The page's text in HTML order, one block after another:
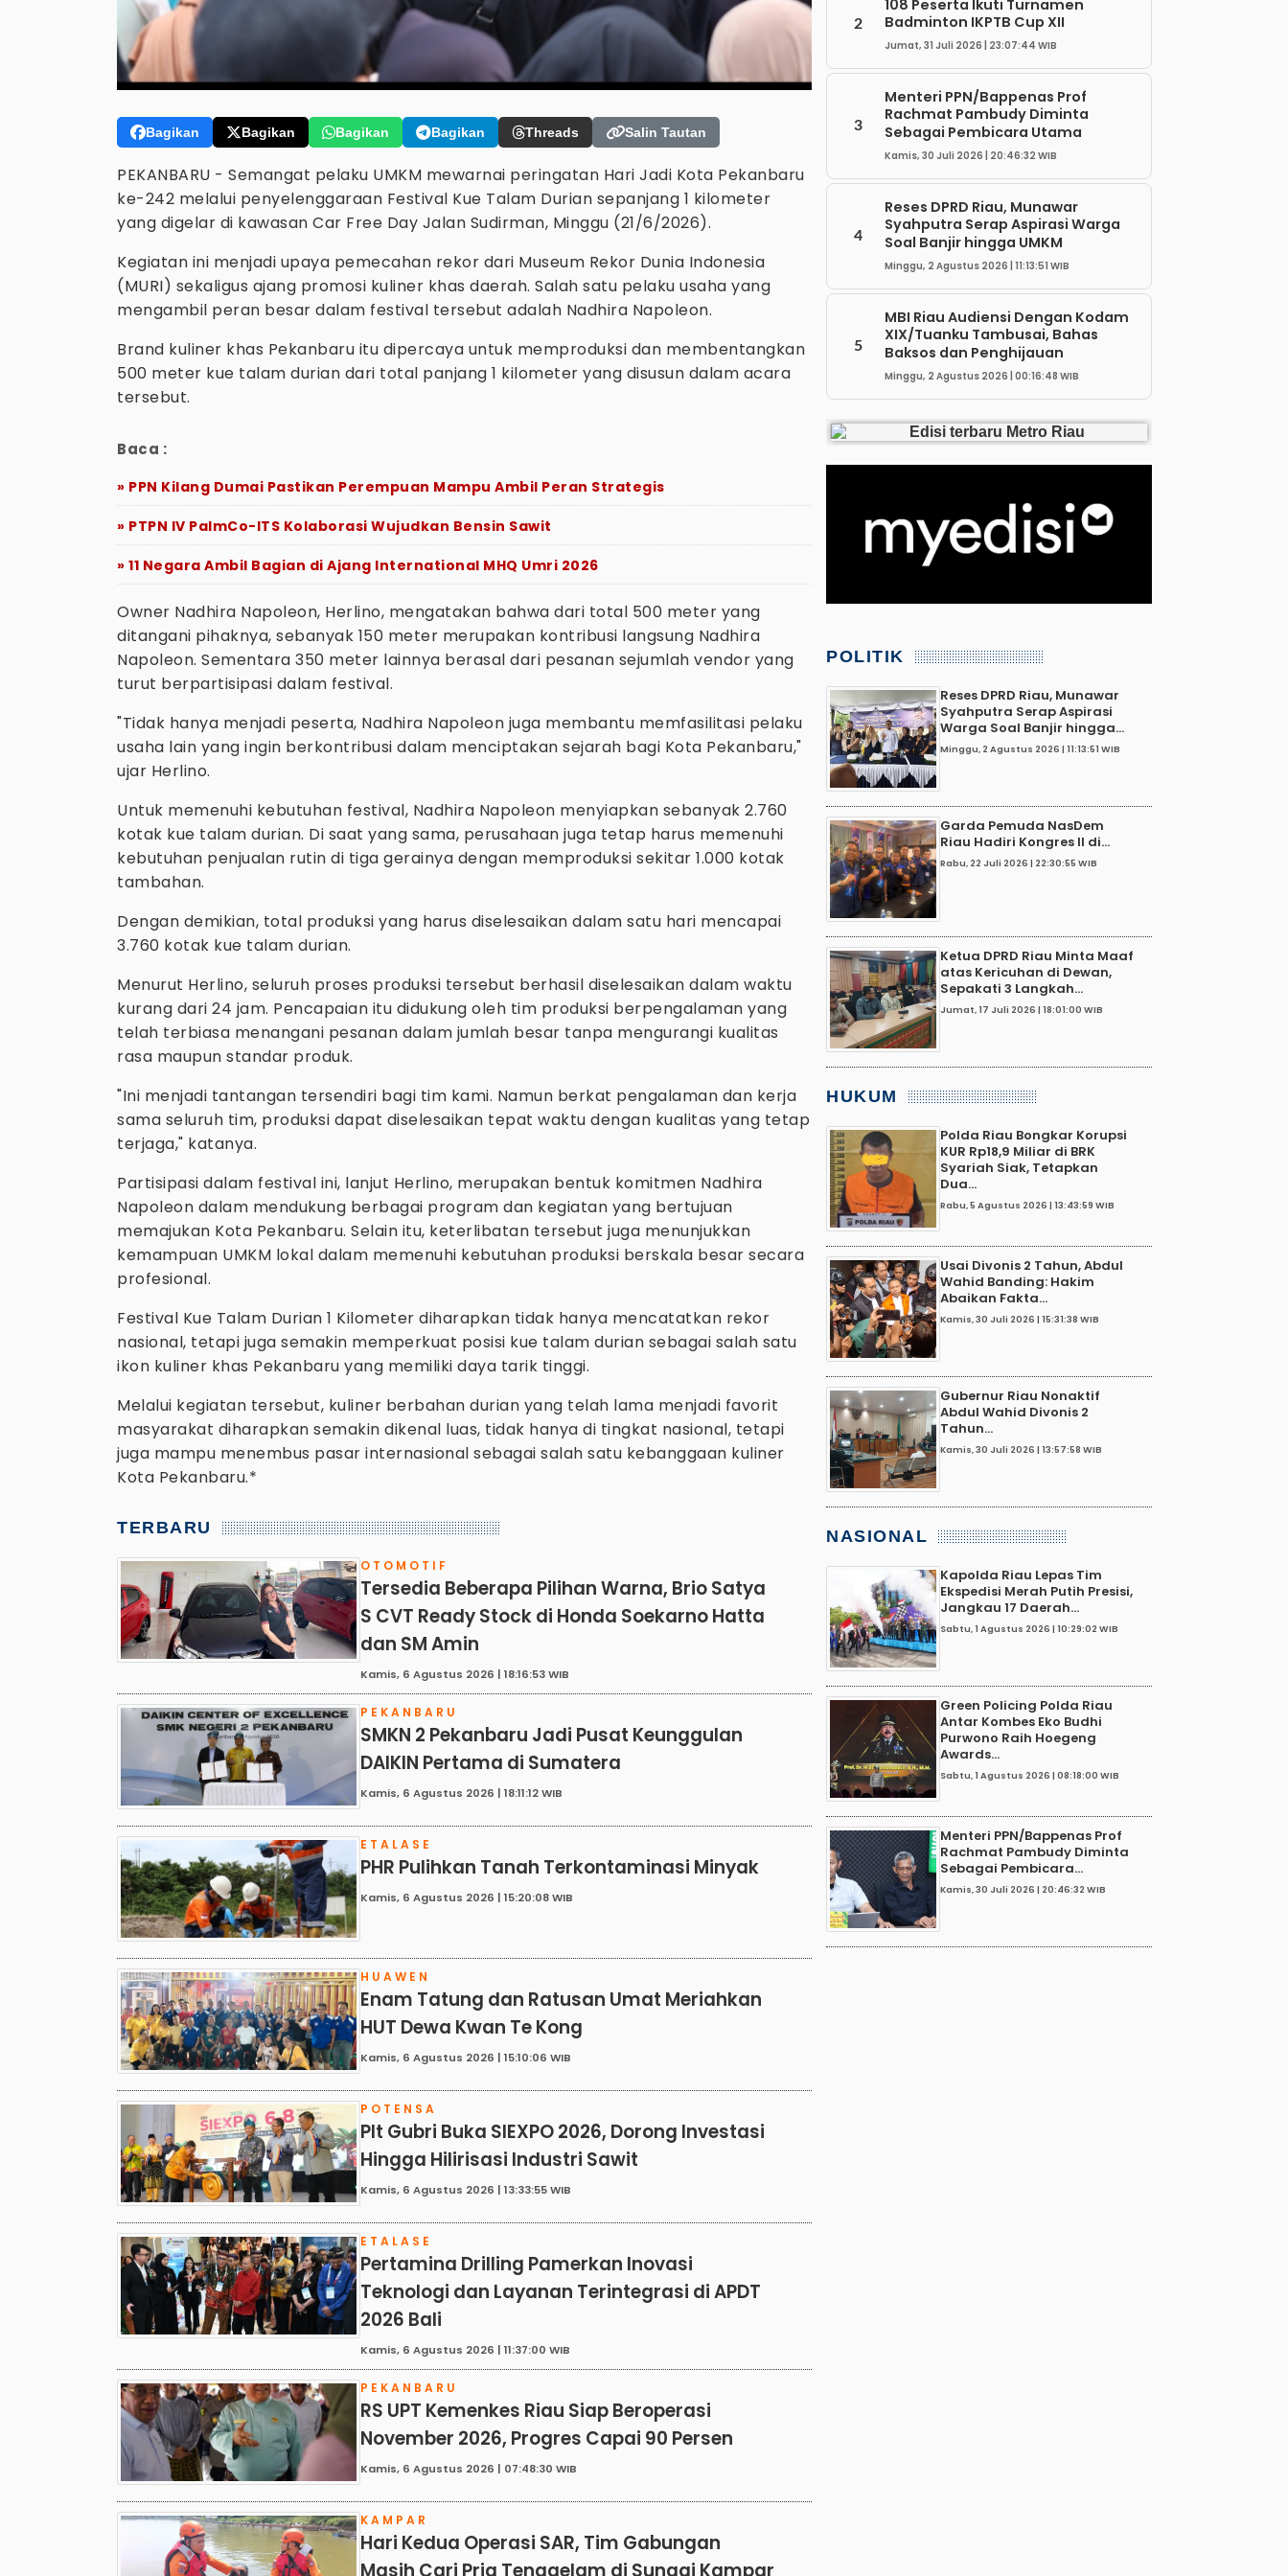
Bagikan Bagikan Bagikan Bagikan Threads Salin Tautan
PEKANBARU - Semangat pelaku UMKM mewarnai peringatan Hari Jadi Kota Pekanbaru
ke-242 melalui penyelenggaraan Festival Kue Talam Durian sepanjang 1 kilometer
yang digelar di kawasan Car Free Day Jalan Sudirman, Minggu (21/6/2026).
Kegiatan ini menjadi upaya pemecahan rekor dari Museum Rekor Dunia Indonesia
(MURI) sekaligus ajang promosi kuliner khas daerah. Salah satu pelaku usaha yang
mengambil peran besar dalam festival tersebut adalah Nadhira Napoleon.
Brand kuliner khas Pekanbaru itu dipercaya untuk memproduksi dan membentangkan
500 meter kue talam durian dari total panjang 1 kilometer yang disusun dalam acara
tersebut.
Baca :
» PPN Kilang Dumai Pastikan Perempuan Mampu Ambil Peran Strategis
» PTPN IV PalmCo-ITS Kolaborasi Wujudkan Bensin Sawit
» 11 Negara Ambil Bagian di Ajang International MHQ Umri 2026
Owner Nadhira Napoleon, Herlino, mengatakan bahwa dari total 500 meter yang
ditangani pihaknya, sebanyak 150 meter merupakan kontribusi langsung Nadhira
Napoleon. Sementara 350 meter lainnya berasal dari pesanan sejumlah vendor yang
turut berpartisipasi dalam festival.
"Tidak hanya menjadi peserta, Nadhira Napoleon juga membantu memfasilitasi pelaku
usaha lain yang ingin berkontribusi dalam menciptakan sejarah bagi Kota Pekanbaru,"
ujar Herlino.
Untuk memenuhi kebutuhan festival, Nadhira Napoleon menyiapkan sebanyak 2.760
kotak kue talam durian. Di saat yang sama, perusahaan juga tetap harus memenuhi
kebutuhan penjualan rutin di tiga gerainya dengan memproduksi sekitar 1.000 kotak
tambahan.
Dengan demikian, total produksi yang harus diselesaikan dalam satu hari mencapai
3.760 kotak kue talam durian.
Menurut Herlino, seluruh proses produksi tersebut berhasil diselesaikan dalam waktu
kurang dari 24 jam. Pencapaian itu didukung oleh tim produksi berpengalaman yang
telah terbiasa menangani pesanan dalam jumlah besar tanpa mengurangi kualitas
rasa maupun standar produk.
"Ini menjadi tantangan tersendiri bagi tim kami. Namun berkat pengalaman dan kerja
sama seluruh tim, produksi dapat diselesaikan tepat waktu dengan kualitas yang tetap
terjaga," katanya.
Partisipasi dalam festival ini, lanjut Herlino, merupakan bentuk komitmen Nadhira
Napoleon dalam mendukung berbagai program dan kegiatan yang bertujuan
memajukan Kota Pekanbaru. Selain itu, keterlibatan tersebut juga menunjukkan
kemampuan UMKM lokal dalam memenuhi kebutuhan produksi berskala besar secara
profesional.
Festival Kue Talam Durian 1 Kilometer diharapkan tidak hanya mencatatkan rekor
nasional, tetapi juga semakin memperkuat posisi kue talam durian sebagai salah satu
ikon kuliner khas Pekanbaru yang memiliki daya tarik tinggi.
Melalui kegiatan tersebut, kuliner berbahan durian yang telah lama menjadi favorit
masyarakat diharapkan semakin dikenal luas, tidak hanya di tingkat nasional, tetapi
juga mampu menembus pasar internasional sebagai salah satu kebanggaan kuliner
Kota Pekanbaru.*
TERBARU
OTOMOTIF
Tersedia Beberapa Pilihan Warna, Brio Satya
S CVT Ready Stock di Honda Soekarno Hatta
dan SM Amin
Kamis, 6 Agustus 2026 | 18:16:53 WIB
PEKANBARU
SMKN 2 Pekanbaru Jadi Pusat Keunggulan
DAIKIN Pertama di Sumatera
Kamis, 6 Agustus 2026 | 18:11:12 WIB
ETALASE
PHR Pulihkan Tanah Terkontaminasi Minyak
Kamis, 6 Agustus 2026 | 15:20:08 WIB
HUAWEN
Enam Tatung dan Ratusan Umat Meriahkan
HUT Dewa Kwan Te Kong
Kamis, 6 Agustus 2026 | 15:10:06 WIB
POTENSA
Plt Gubri Buka SIEXPO 2026, Dorong Investasi
Hingga Hilirisasi Industri Sawit
Kamis, 6 Agustus 2026 | 13:33:55 WIB
ETALASE
Pertamina Drilling Pamerkan Inovasi
Teknologi dan Layanan Terintegrasi di APDT
2026 Bali
Kamis, 6 Agustus 2026 | 11:37:00 WIB
PEKANBARU
RS UPT Kemenkes Riau Siap Beroperasi
November 2026, Progres Capai 90 Persen
Kamis, 6 Agustus 2026 | 07:48:30 WIB
KAMPAR
Hari Kedua Operasi SAR, Tim Gabungan
2
108 Peserta Ikuti Turnamen
Badminton IKPTB Cup XII
Jumat, 31 Juli 2026 | 23:07:44 WIB
3
Menteri PPN/Bappenas Prof
Rachmat Pambudy Diminta
Sebagai Pembicara Utama
Kamis, 30 Juli 2026 | 20:46:32 WIB
4
Reses DPRD Riau, Munawar
Syahputra Serap Aspirasi Warga
Soal Banjir hingga UMKM
Minggu, 2 Agustus 2026 | 11:13:51 WIB
5
MBI Riau Audiensi Dengan Kodam
XIX/Tuanku Tambusai, Bahas
Baksos dan Penghijauan
Minggu, 2 Agustus 2026 | 00:16:48 WIB
POLITIK
Reses DPRD Riau, Munawar
Syahputra Serap Aspirasi
Warga Soal Banjir hingga...
Minggu, 2 Agustus 2026 | 11:13:51 WIB
Garda Pemuda NasDem
Riau Hadiri Kongres II di...
Rabu, 22 Juli 2026 | 22:30:55 WIB
Ketua DPRD Riau Minta Maaf
atas Kericuhan di Dewan,
Sepakati 3 Langkah...
Jumat, 17 Juli 2026 | 18:01:00 WIB
HUKUM
Polda Riau Bongkar Korupsi
KUR Rp18,9 Miliar di BRK
Syariah Siak, Tetapkan
Dua...
Rabu, 5 Agustus 2026 | 13:43:59 WIB
Usai Divonis 2 Tahun, Abdul
Wahid Banding: Hakim
Abaikan Fakta...
Kamis, 30 Juli 2026 | 15:31:38 WIB
Gubernur Riau Nonaktif
Abdul Wahid Divonis 2
Tahun...
Kamis, 30 Juli 2026 | 13:57:58 WIB
NASIONAL
Kapolda Riau Lepas Tim
Ekspedisi Merah Putih Presisi,
Jangkau 17 Daerah...
Sabtu, 1 Agustus 2026 | 10:29:02 WIB
Green Policing Polda Riau
Antar Kombes Eko Budhi
Purwono Raih Hoegeng
Awards...
Sabtu, 1 Agustus 2026 | 08:18:00 WIB
Menteri PPN/Bappenas Prof
Rachmat Pambudy Diminta
Sebagai Pembicara...
Kamis, 30 Juli 2026 | 20:46:32 WIB